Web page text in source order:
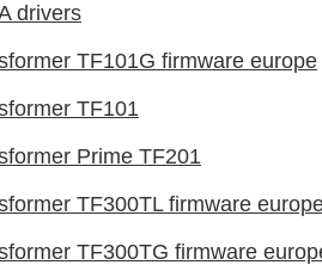
drivers
TF101G firmware europe
TF101
Prime TF201
TF300TL firmware
TF300TG firmware